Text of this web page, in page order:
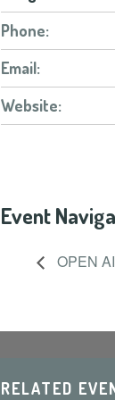
Phone:
Email:
Website:
Event
OPEN
RELATED